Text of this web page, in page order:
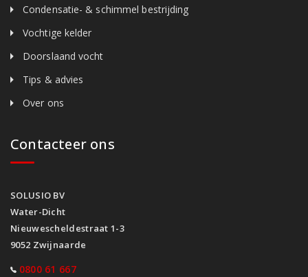
Condensatie- & schimmel bestrijding
Vochtige kelder
Doorslaand vocht
Tips & advies
Over ons
Contacteer ons
SOLUSIO BV
Water-Dicht
Nieuwescheldestraat 1-3
9052 Zwijnaarde
0800 61 667